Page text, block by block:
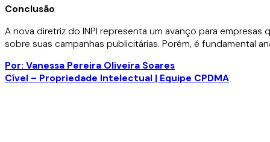
Conclusão
A nova diretriz do INPI representa um avanço para
sobre suas campanhas publicitárias. Porém, é fundamental
Por: Vanessa Pereira Oliveira Soares
Cível – Propriedade Intelectual | Equipe CPDMA